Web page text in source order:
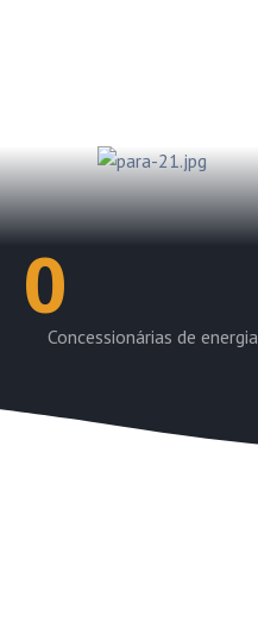
0
Concessionárias de energia